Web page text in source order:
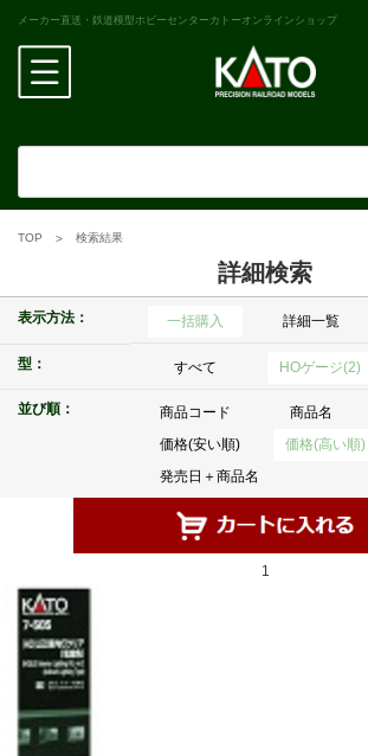
メーカー直送・鉄道模型ホビーセンターカトーオンラインショップ
TOP 検索結果
詳細検索
表示方法： 一括購入 詳細一覧
型： すべて HOゲージ(2)
並び順： 商品コード 商品名
価格(安い順)
価格(高い順)
発売日＋商品名
1